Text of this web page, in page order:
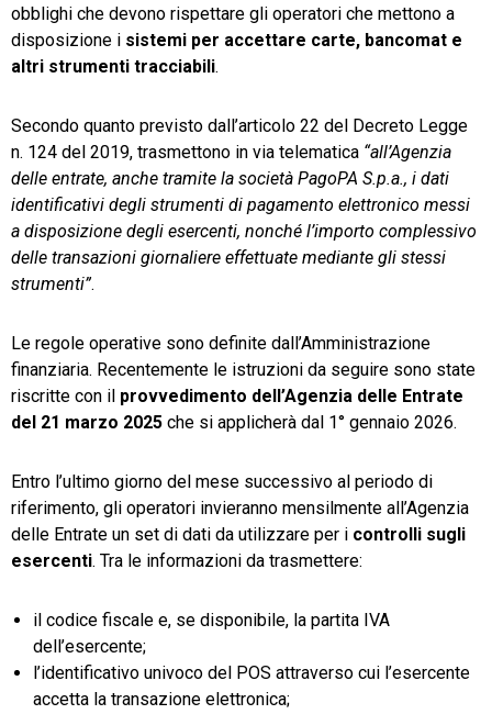
obblighi che devono rispettare gli operatori che mettono a
disposizione i sistemi per accettare carte, bancomat e
altri strumenti tracciabili.
Secondo quanto previsto dall’articolo 22 del Decreto Legge
n. 124 del 2019, trasmettono in via telematica “all’Agenzia
delle entrate, anche tramite la società PagoPA S.p.a., i dati
identificativi degli strumenti di pagamento elettronico messi
a disposizione degli esercenti, nonché l’importo complessivo
delle transazioni giornaliere effettuate mediante gli stessi
strumenti”.
Le regole operative sono definite dall’Amministrazione
finanziaria. Recentemente le istruzioni da seguire sono state
riscritte con il provvedimento dell’Agenzia delle Entrate
del 21 marzo 2025 che si applicherà dal 1° gennaio 2026.
Entro l’ultimo giorno del mese successivo al periodo di
riferimento, gli operatori invieranno mensilmente all’Agenzia
delle Entrate un set di dati da utilizzare per i controlli sugli
esercenti. Tra le informazioni da trasmettere:
il codice fiscale e, se disponibile, la partita IVA
dell’esercente;
l’identificativo univoco del POS attraverso cui l’esercente
accetta la transazione elettronica;